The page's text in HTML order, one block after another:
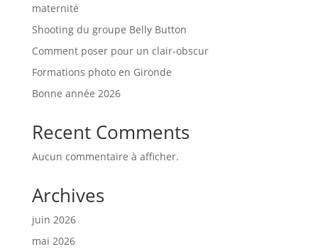
maternité
Shooting du groupe Belly Button
Comment poser pour un clair-obscur
Formations photo en Gironde
Bonne année 2026
Recent Comments
Aucun commentaire à afficher.
Archives
juin 2026
mai 2026